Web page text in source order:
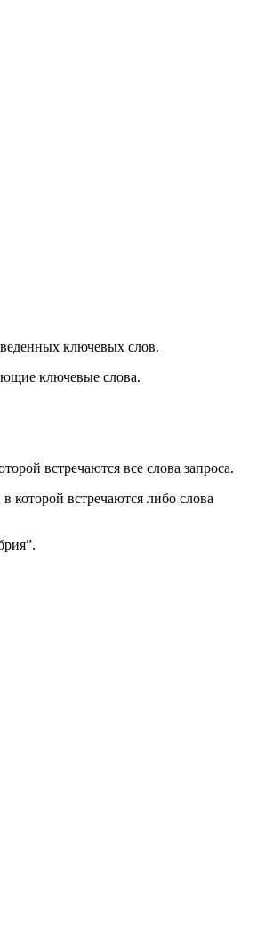
ключевых слов.
ключевые слова.
встречаются все слова запроса.
которой встречаются либо слова